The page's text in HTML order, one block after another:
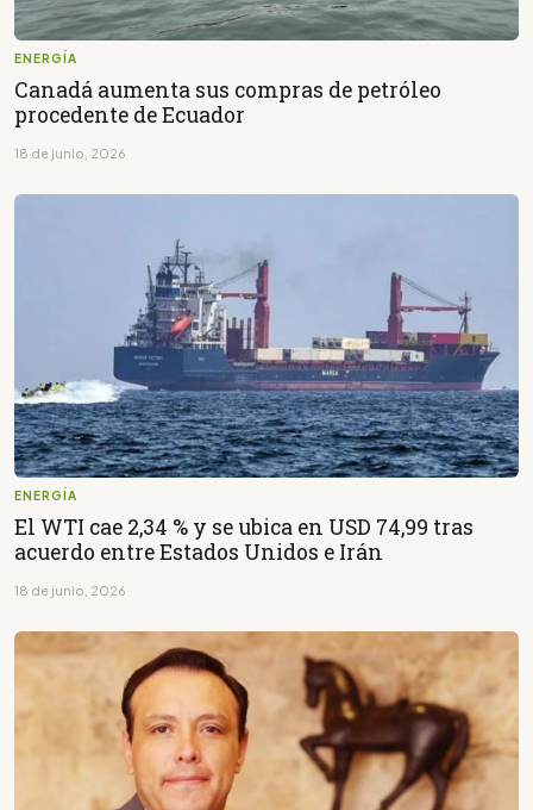
ENERGÍA
Canadá aumenta sus compras de petróleo
procedente de Ecuador
18 de junio, 2026
ENERGÍA
El WTI cae 2,34 % y se ubica en USD 74,99 tras
acuerdo entre Estados Unidos e Irán
18 de junio, 2026